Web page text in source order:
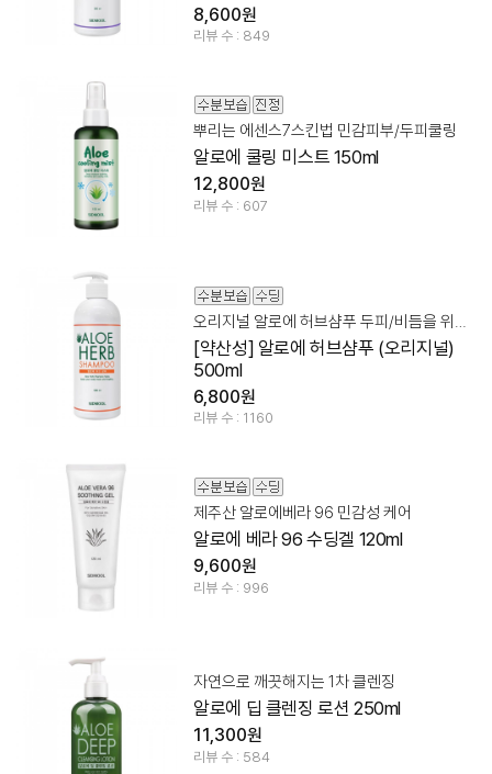
8,600원
리뷰 수 : 849
뿌리는 에센스7스킨법 민감피부/두피쿨링
알로에 쿨링 미스트 150ml
12,800원
리뷰 수 : 607
[약산성] 알로에 허브샴푸 (오리지널)
500ml
6,800원
리뷰 수 : 1160
제주산 알로에베라 96 민감성 케어
알로에 베라 96 수딩겔 120ml
9,600원
리뷰 수 : 996
자연으로 깨끗해지는 1차 클렌징
알로에 딥 클렌징 로션 250ml
11,300원
리뷰 수 : 584